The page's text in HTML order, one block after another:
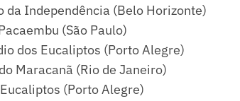
da Independência (Belo Horizonte)
(São Paulo)
dos Eucaliptos (Porto Alegre)
Maracanã (Rio de Janeiro)
(Porto Alegre)